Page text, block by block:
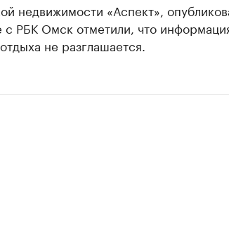
недвижимости «Аспект»,
с РБК Омск отметили, что
не разглашается.